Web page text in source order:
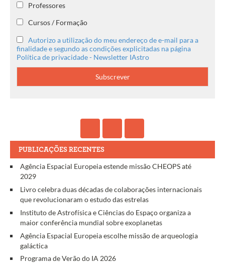
Professores
Cursos / Formação
Autorizo a utilização do meu endereço de e-mail para a
finalidade e segundo as condições explicitadas na página
Política de privacidade - Newsletter IAstro
PUBLICAÇÕES RECENTES
Agência Espacial Europeia estende missão CHEOPS até
2029
Livro celebra duas décadas de colaborações internacionais
que revolucionaram o estudo das estrelas
Instituto de Astrofísica e Ciências do Espaço organiza a
maior conferência mundial sobre exoplanetas
Agência Espacial Europeia escolhe missão de arqueologia
galáctica
Programa de Verão do IA 2026